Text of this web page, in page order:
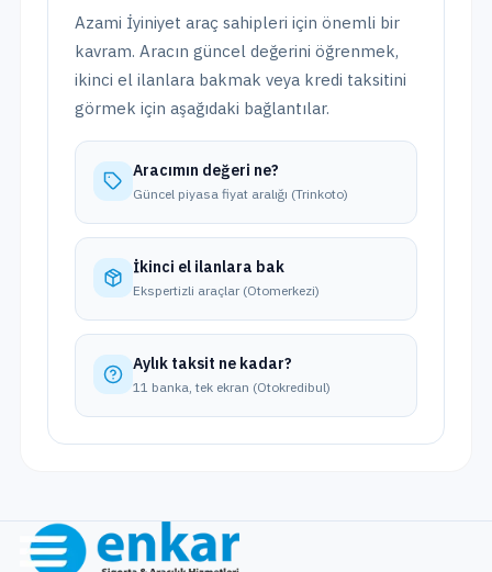
Azami İyiniyet araç sahipleri için önemli bir
kavram. Aracın güncel değerini öğrenmek,
ikinci el ilanlara bakmak veya kredi taksitini
görmek için aşağıdaki bağlantılar.
Aracımın değeri ne?
Güncel piyasa fiyat aralığı (Trinkoto)
İkinci el ilanlara bak
Ekspertizli araçlar (Otomerkezi)
Aylık taksit ne kadar?
11 banka, tek ekran (Otokredibul)